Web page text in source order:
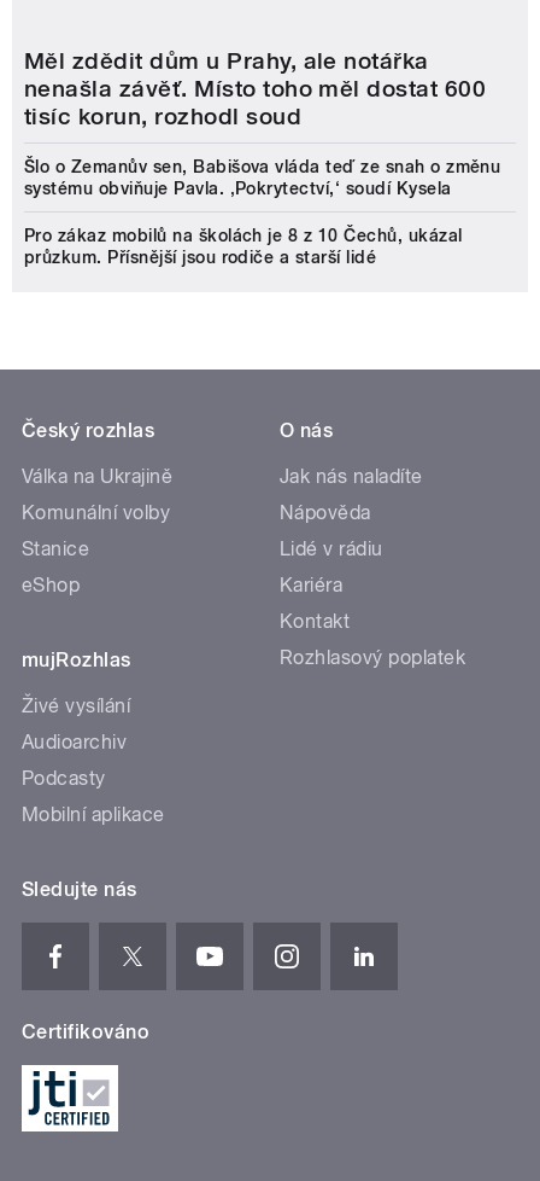
Pro zákaz mobilů na školách je 8 z 10 Čechů, ukázal
průzkum. Přísnější jsou rodiče a starší lidé
Český rozhlas
Stanice
eShop
mujRozhlas
O nás
Lidé v rádiu
Rozhlasový poplatek
Sledujte nás
Cookies Osobní údaje
© 1997-2026 Český rozhlas